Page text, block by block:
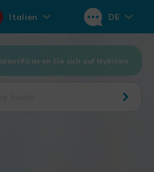
Italien DE
Identifizieren Sie sich auf MyRitme